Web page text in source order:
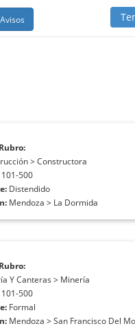
> Constructora
101-500
Distendido
Mendoza > La Dormida
Y Canteras > Minería
101-500
Formal
Mendoza > San Francisco Del